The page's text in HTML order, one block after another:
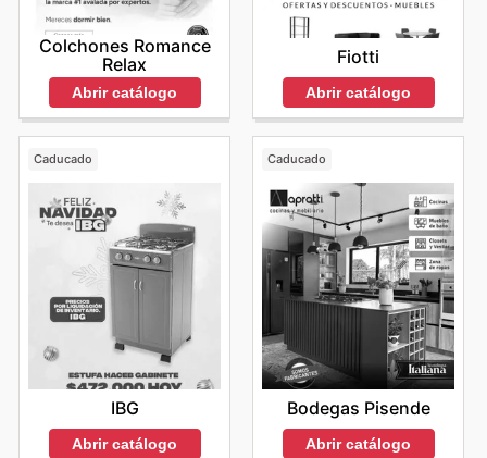
Colchones Romance
Relax
Abrir catálogo
Fiotti
Abrir catálogo
Caducado
IBG
Abrir catálogo
Caducado
Bodegas Pisende
Abrir catálogo